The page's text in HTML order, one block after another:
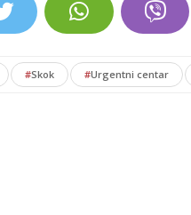
#Skok #Urgentni centar